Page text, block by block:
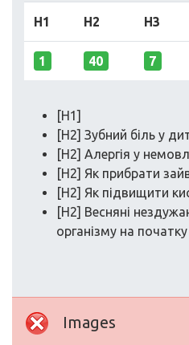
H1 H2 H3
1 40 7
[H1]
[H2] Зубний біль у
[H2] Алергія у
[H2] Як прибрати
[H2] Як підвищити
[H2] Весняні
організму на
Images